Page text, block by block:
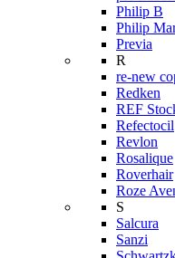
Philip B
Philip
Previa
R
re-new
Redken
REF
Refectocil
Revlon
Rosalique
Roverhair
Roze
S
Salcura
Sanzi